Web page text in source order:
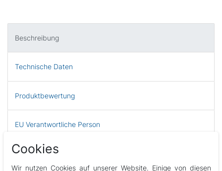
Beschreibung
Technische Daten
Produktbewertung
EU Verantwortliche Person
Whirlpool Abdeckung Halte Clips
Cookies
Wir nutzen Cookies auf unserer Website. Einige von diesen